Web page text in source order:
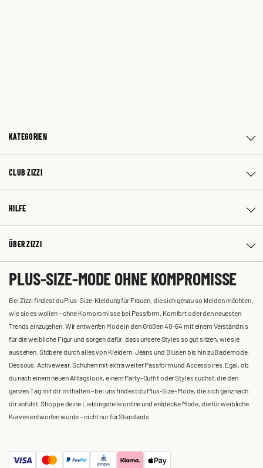
KATEGORIEN
CLUB ZIZZI
HILFE
ÜBER ZIZZI
PLUS-SIZE-MODE OHNE KOMPROMISSE
Bei Zizzi findest du Plus-Size-Kleidung für Frauen, die sich genau so kleiden möchten,
wie sie es wollen – ohne Kompromisse bei Passform, Komfort oder den neuesten
Trends einzugehen. Wir entwerfen Mode in den Größen 40-64 mit einem Verständnis
für die weibliche Figur und sorgen dafür, dass unsere Styles so gut sitzen, wie sie
aussehen. Stöbere durch alles von Kleidern, Jeans und Blusen bis hin zu Bademode,
Dessous, Activewear, Schuhen mit extra weiter Passform und Accessoires. Egal, ob
du nach einem neuen Alltagslook, einem Party-Outfit oder Styles suchst, die den
ganzen Tag mit dir mithalten – bei uns findest du Plus-Size-Mode, die sich ganz nach
dir anfühlt. Shoppe deine Lieblingsteile online und entdecke Mode, die für weibliche
Kurven entworfen wurde – nicht nur für Standards.